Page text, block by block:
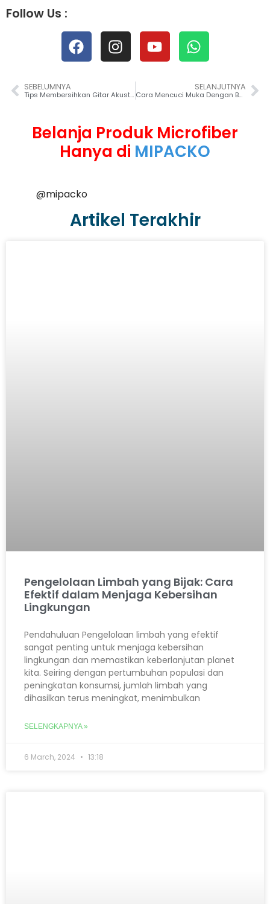
Follow Us :
SEBELUMNYA
Tips Membersihkan Gitar Akustik yang Kamu Harus Tahu !
SELANJUTNYA
Cara Mencuci Muka Dengan Benar Dengan 12 Tahapan Mudah
Belanja Produk Microfiber
Hanya di MIPACKO
@mipacko
Artikel Terakhir
Pengelolaan Limbah yang Bijak: Cara
Efektif dalam Menjaga Kebersihan
Lingkungan
Pendahuluan Pengelolaan limbah yang efektif
sangat penting untuk menjaga kebersihan
lingkungan dan memastikan keberlanjutan planet
kita. Seiring dengan pertumbuhan populasi dan
peningkatan konsumsi, jumlah limbah yang
dihasilkan terus meningkat, menimbulkan
SELENGKAPNYA »
6 March, 2024 13:18